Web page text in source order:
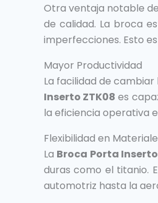
Otra ventaja notable
de calidad. La broca
imperfecciones. Esto
Mayor Productividad
La facilidad de
Inserto ZTK08 es
la eficiencia operativa
Flexibilidad en
La Broca Porta
duras como el titanio.
automotriz hasta la